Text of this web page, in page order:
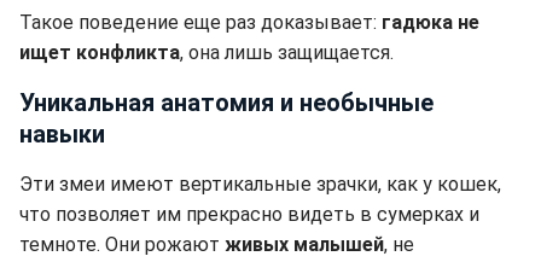
Такое поведение еще раз доказывает: гадюка не
ищет конфликта, она лишь защищается.
Уникальная анатомия и необычные
навыки
Эти змеи имеют вертикальные зрачки, как у кошек,
что позволяет им прекрасно видеть в сумерках и
темноте. Они рожают живых малышей, не